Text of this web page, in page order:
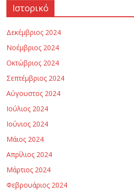
η
ς
κ
α
ι
Τ
ε
Ιστορικό
Δεκέμβριος 2024
Νοέμβριος 2024
Οκτώβριος 2024
Σεπτέμβριος 2024
Αύγουστος 2024
Ιούλιος 2024
Ιούνιος 2024
Μάιος 2024
Απρίλιος 2024
Μάρτιος 2024
Φεβρουάριος 2024